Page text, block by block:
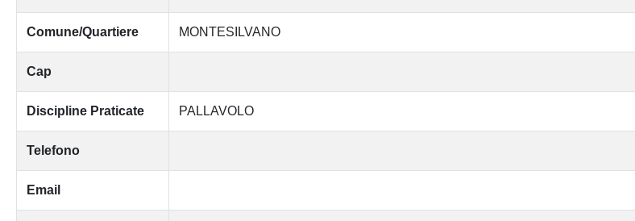
Comune/Quartiere MONTESILVANO
Cap
Discipline Praticate PALLAVOLO
Telefono
Email